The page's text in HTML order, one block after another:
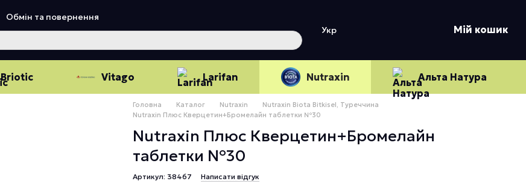
Обмін та повернення
Укр
Мій кошик
Briotic Vitago Larifan Nutraxin Альта Натура
Головна Каталог Nutraxin
Nutraxin Biota Bitkisel, Туреччина
Nutraxin Плюс Кверцетин+Бромелайн таблетки №30
Nutraxin Плюс Кверцетин+Бромелайн
таблетки №30
Артикул: 38467 Написати відгук